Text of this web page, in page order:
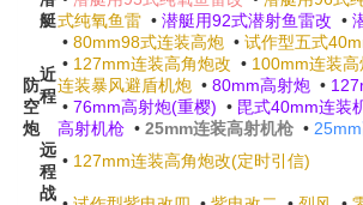
艇式纯氧鱼雷 • 潜艇用92式潜射鱼雷改 •
防
空
炮
近
程
• 80mm98式连装高炮 • 试作型五式
• 127mm连装高角炮改 • 100mm连装高
连装暴风避盾机炮 • 80mm高射炮 •
• 76mm高射炮(重樱) • 毘式40mm连装
高射机枪 • 25mm连装高射机枪 •
远
程
• 127mm连装高角炮改(定时引信)
战